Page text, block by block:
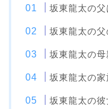
坂東龍太の
坂東龍太の父
坂東龍太の母
坂東龍太の
坂東龍太の彼